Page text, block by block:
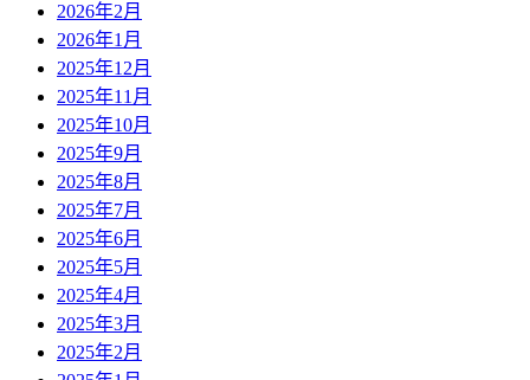
2026年2月
2026年1月
2025年12月
2025年11月
2025年10月
2025年9月
2025年8月
2025年7月
2025年6月
2025年5月
2025年4月
2025年3月
2025年2月